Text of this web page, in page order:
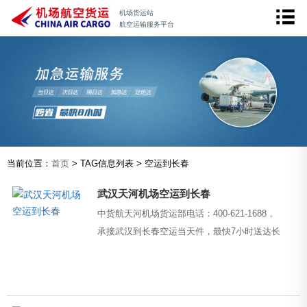
机场货运站
航空运输服务平台
当前位置： 首页 > TAG信息列表 > 空运到长春
武汉天河机场空运到长春
中货航天河机场货运部电话：400-621-1688，
承接武汉到长春空运当天件，最快7小时送达长